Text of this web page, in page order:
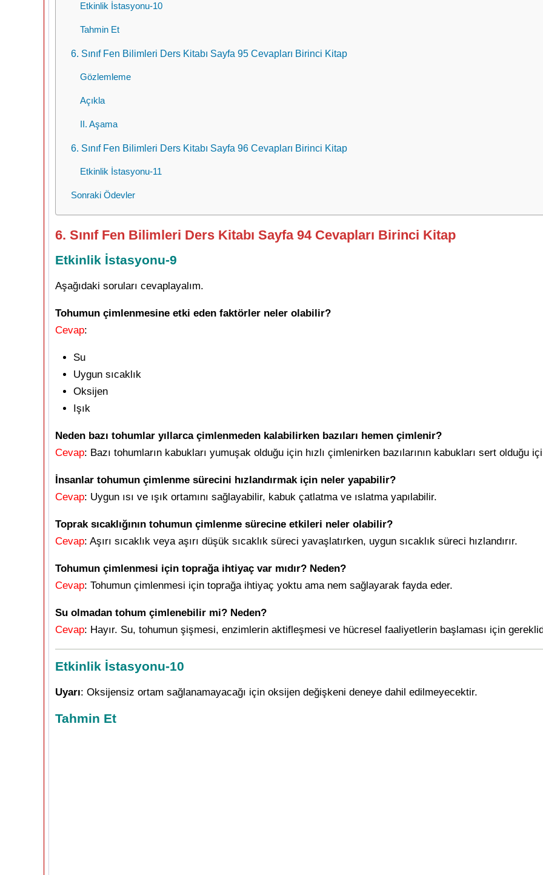
Etkinlik İstasyonu-10
Tahmin Et
6. Sınıf Fen Bilimleri Ders Kitabı Sayfa 95 Cevapları Birinci Kitap
Gözlemleme
Açıkla
II. Aşama
6. Sınıf Fen Bilimleri Ders Kitabı Sayfa 96 Cevapları Birinci Kitap
Etkinlik İstasyonu-11
Sonraki Ödevler
6. Sınıf Fen Bilimleri Ders Kitabı Sayfa 94 Cevapları Birinci Kitap
Etkinlik İstasyonu-9
Aşağıdaki soruları cevaplayalım.
Tohumun çimlenmesine etki eden faktörler neler olabilir?
Cevap:
Su
Uygun sıcaklık
Oksijen
Işık
Neden bazı tohumlar yıllarca çimlenmeden kalabilirken bazıları hemen çimlenir?
Cevap: Bazı tohumların kabukları yumuşak olduğu için hızlı çimlenirken bazılarının kabukları sert olduğu
İnsanlar tohumun çimlenme sürecini hızlandırmak için neler yapabilir?
Cevap: Uygun ısı ve ışık ortamını sağlayabilir, kabuk çatlatma ve ıslatma yapılabilir.
Toprak sıcaklığının tohumun çimlenme sürecine etkileri neler olabilir?
Cevap: Aşırı sıcaklık veya aşırı düşük sıcaklık süreci yavaşlatırken, uygun sıcaklık süreci hızlandırır.
Tohumun çimlenmesi için toprağa ihtiyaç var mıdır? Neden?
Cevap: Tohumun çimlenmesi için toprağa ihtiyaç yoktu ama nem sağlayarak fayda eder.
Su olmadan tohum çimlenebilir mi? Neden?
Cevap: Hayır. Su, tohumun şişmesi, enzimlerin aktifleşmesi ve hücresel faaliyetlerin başlaması için
Etkinlik İstasyonu-10
Uyarı: Oksijensiz ortam sağlanamayacağı için oksijen değişkeni deneye dahil edilmeyecektir.
Tahmin Et